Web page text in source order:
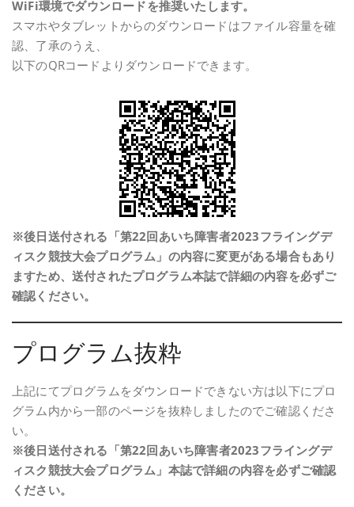
WiFi環境でダウンロードを推奨いたします。
スマホやタブレットからのダウンロードはファイル容量を確
認、了承のうえ、
以下のQRコードよりダウンロードできます。
※後日送付される「第22回あいち障害者2023フライングデ
ィスク競技大会プログラム」の内容に変更がある場合もあり
ますため、送付されたプログラム本誌で詳細の内容を必ずご
確認ください。
プログラム抜粋
上記にてプログラムをダウンロードできない方は以下にプロ
グラム内から一部のページを抜粋しましたのでご確認くださ
い。
※後日送付される「第22回あいち障害者2023フライングデ
ィスク競技大会プログラム」本誌で詳細の内容を必ずご確認
ください。